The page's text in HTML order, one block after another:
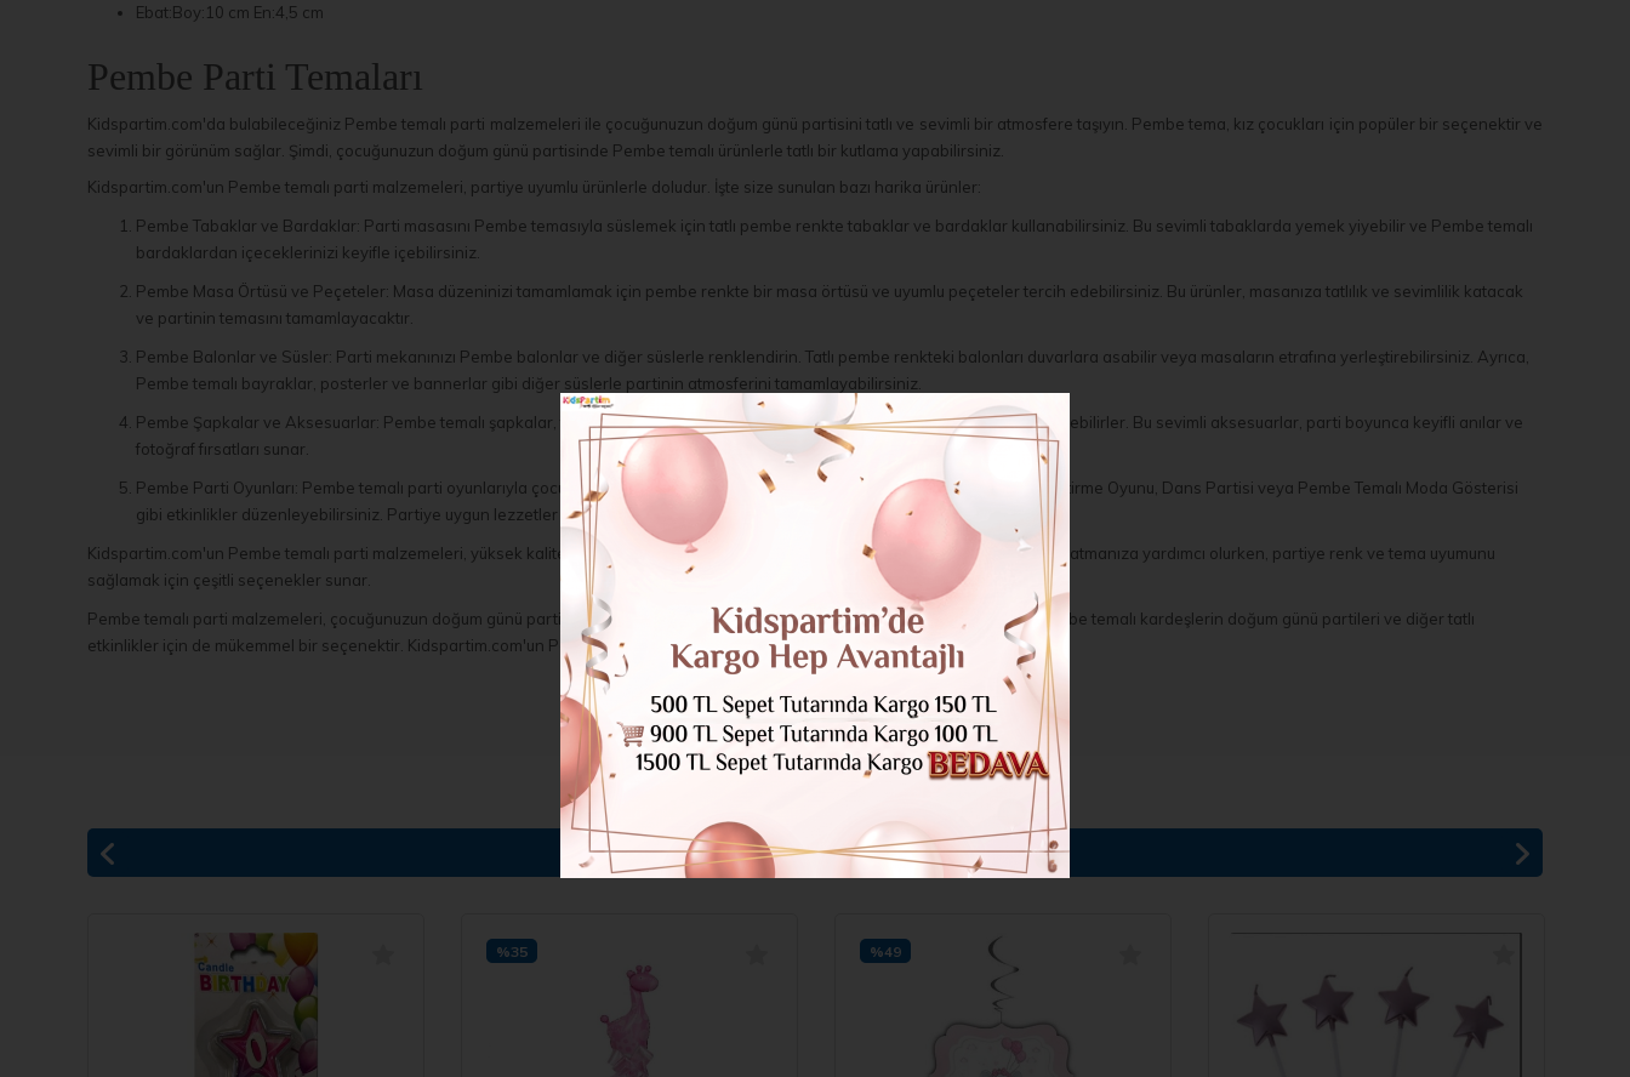
Ebat:Boy:10 cm En:4,5 cm
Pembe Parti Temaları
Kidspartim.com'da bulabileceğiniz Pembe temalı parti malzemeleri ile çocuğunuzun doğum günü partisini tatlı ve sevimli bir atmosfere taşıyın. Pembe tema, kız çocukları için popüler bir seçenektir ve
sevimli bir görünüm sağlar. Şimdi, çocuğunuzun doğum günü partisinde Pembe temalı ürünlerle tatlı bir kutlama yapabilirsiniz.
Kidspartim.com'un Pembe temalı parti malzemeleri, partiye uyumlu ürünlerle doludur. İşte size sunulan bazı harika ürünler:
Pembe Tabaklar ve Bardaklar: Parti masasını Pembe temasıyla süslemek için tatlı pembe renkte tabaklar ve bardaklar kullanabilirsiniz. Bu sevimli tabaklarda yemek yiyebilir ve Pembe temalı
bardaklardan içeceklerinizi keyifle içebilirsiniz.
Pembe Masa Örtüsü ve Peçeteler: Masa düzeninizi tamamlamak için pembe renkte bir masa örtüsü ve uyumlu peçeteler tercih edebilirsiniz. Bu ürünler, masanıza tatlılık ve sevimlilik katacak
ve partinin temasını tamamlayacaktır.
Pembe Balonlar ve Süsler: Parti mekanınızı Pembe balonlar ve diğer süslerle renklendirin. Tatlı pembe renkteki balonları duvarlara asabilir veya masaların etrafına yerleştirebilirsiniz. Ayrıca,
Pembe temalı bayraklar, posterler ve bannerlar gibi diğer süslerle partinin atmosferini tamamlayabilirsiniz.
Pembe Şapkalar ve Aksesuarlar: Pembe temalı şapkalar, taçlar, tüyler ve diğer aksesuarlarla çocuklar tatlı bir görünüm elde edebilirler. Bu sevimli aksesuarlar, parti boyunca keyifli anılar ve
fotoğraf fırsatları sunar.
Pembe Parti Oyunları: Pembe temalı parti oyunlarıyla çocukları ve misafirleri eğlenceye dahil edin. Örneğin, Pembe Renk Eşleştirme Oyunu, Dans Partisi veya Pembe Temalı Moda Gösterisi
gibi etkinlikler düzenleyebilirsiniz. Partiye uygun lezzetler eklemek için Pembe temalı ikramlar hazırlayabilirsiniz.
Kidspartim.com'un Pembe temalı parti malzemeleri, yüksek kaliteli ve dayanıklı malzemelerden üretilir. Tatlı ve sevimli bir atmosfer yaratmanıza yardımcı olurken, partiye renk ve tema uyumunu
sağlamak için çeşitli seçenekler sunar.
Pembe temalı parti malzemeleri, çocuğunuzun doğum günü partisi gibi özel etkinliklerin yanı sıra bebek duşları, prenses partileri, pembe temalı kardeşlerin doğum günü partileri ve diğer tatlı
etkinlikler için de mükemmel bir seçenektir. Kidspartim.com'un Pembe temalı parti malzemeleri ile tatlı bir atmosfer yaratın!
BENZER ÜRÜNLER
%35 %49